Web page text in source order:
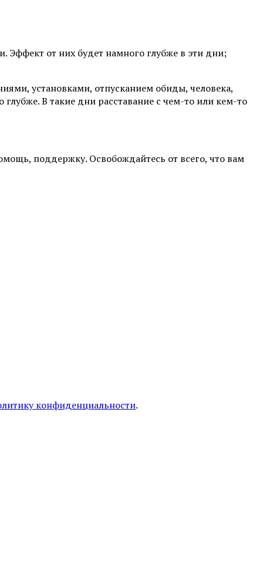
от них будет намного глубже в эти дни;
установками, отпусканием обиды, человека,
В такие дни расставание с чем-то или кем-то
поддержку. Освобождайтесь от всего, что вам
конфиденциальности.